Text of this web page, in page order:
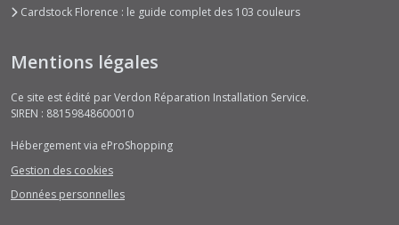
Cardstock Florence : le guide complet des 103 couleurs
Mentions légales
Ce site est édité par Verdon Réparation Installation Service.
SIREN : 88159848600010
Hébergement via eProShopping
Gestion des cookies
Données personnelles